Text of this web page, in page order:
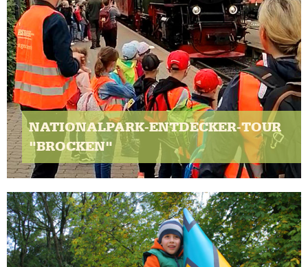
NATIONALPARK-ENTDECKER-TOUR
"BROCKEN"
Klassenfahrt